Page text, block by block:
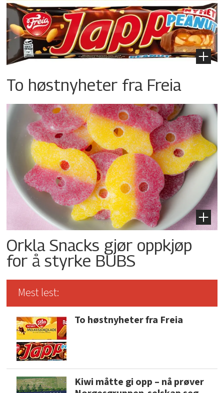
To høstnyheter fra Freia
Orkla Snacks gjør oppkjøp
for å styrke BUBS
Mest lest:
To høstnyheter fra Freia
Kiwi måtte gi opp – nå prøver